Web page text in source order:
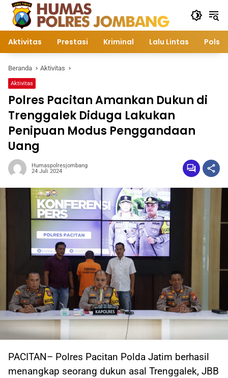
Langsung
konten
Aktivitas Prestasi Kriminal Lalu Lintas
Beranda Aktivitas
Aktivitas
Polres Pacitan Amankan Dukun di
Trenggalek Diduga Lakukan
Penipuan Modus Penggandaan
Uang
Humaspolresjombang
24 Juli 2024
PACITAN– Polres Pacitan Polda Jatim berhasil
menangkap seorang dukun asal Trenggalek, JBB